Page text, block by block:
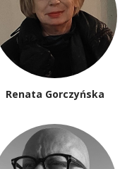
Renata Gorczyńska